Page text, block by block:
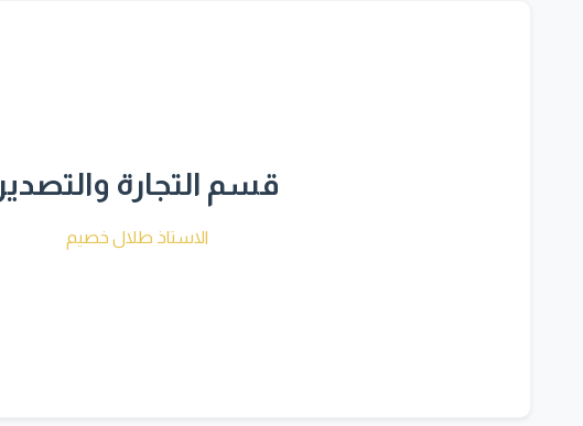
قسم التجارة والتصدير
الاستاذ طلال خصيم